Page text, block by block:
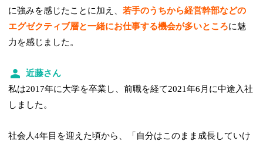
に強みを感じたことに加え、若手のうちから経営幹部などの
エグゼクティブ層と一緒にお仕事する機会が多いところに魅
力を感じました。
近藤さん
私は2017年に大学を卒業し、前職を経て2021年6月に中途入社
しました。
社会人4年目を迎えた頃から、「自分はこのまま成長していけ